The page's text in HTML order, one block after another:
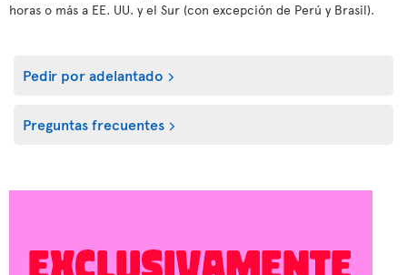
horas o más a EE. UU. y el Sur (con excepción de Perú y Brasil).
Pedir por adelantado
Preguntas frecuentes